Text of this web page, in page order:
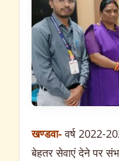
खण्डवा-वर्ष 2022-
बेहतर सेवाएं देने पर